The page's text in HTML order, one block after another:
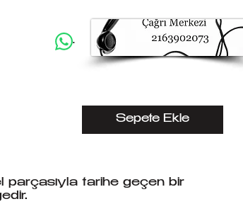
.
Sepete Ekle
parçasıyla tarihe geçen bir